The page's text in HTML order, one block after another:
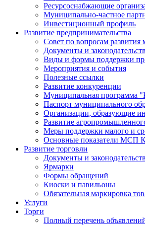
Ресурсоснабжающие
Муниципально-частное
Инвестиционный профиль
Развитие предпринимательства
Совет по вопросам развития
Документы и
Виды и формы поддержки
Мероприятия и события
Полезные ссылки
Развитие конкуренции
Муниципальная программа
Паспорт муниципального
Организации, образующие
Развитие
Меры поддержки малого и
Основные показатели МСП
Развитие торговли
Документы и
Ярмарки
Формы обращений
Киоски и павильоны
Обязательная маркировка
Услуги
Торги
Полный перечень